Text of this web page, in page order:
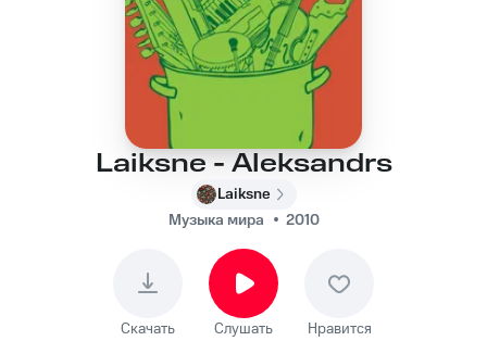
Laiksne - Aleksandrs
Laiksne
Музыка мира
2010
Скачать Слушать Нравится